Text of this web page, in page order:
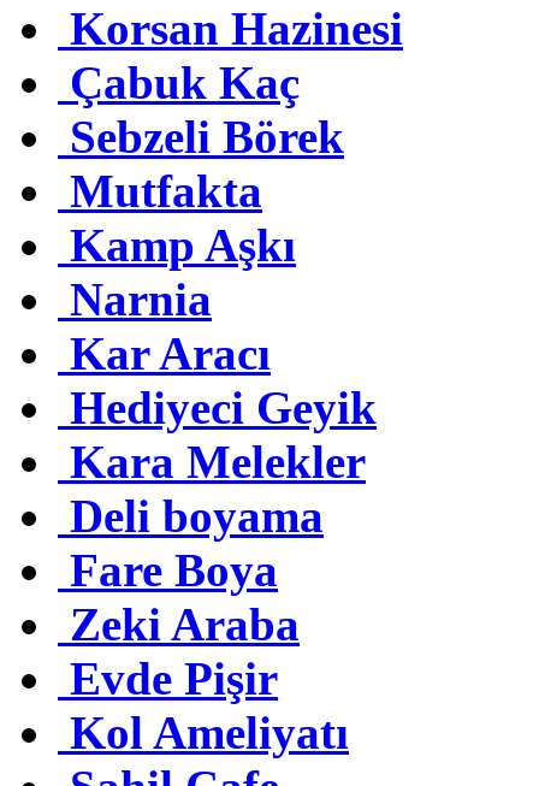
Korsan Hazinesi
Çabuk Kaç
Sebzeli Börek
Mutfakta
Kamp Aşkı
Narnia
Kar Aracı
Hediyeci Geyik
Kara Melekler
Deli boyama
Fare Boya
Zeki Araba
Evde Pişir
Kol Ameliyatı